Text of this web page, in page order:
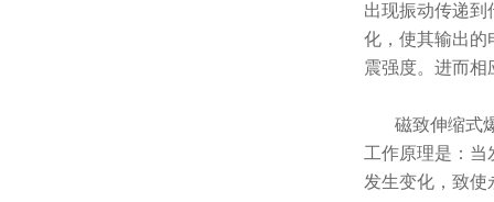
出现振动传递
化，使其输出的
震强度。进而相
磁致伸缩式
工作原理是：当
发生变化，致使